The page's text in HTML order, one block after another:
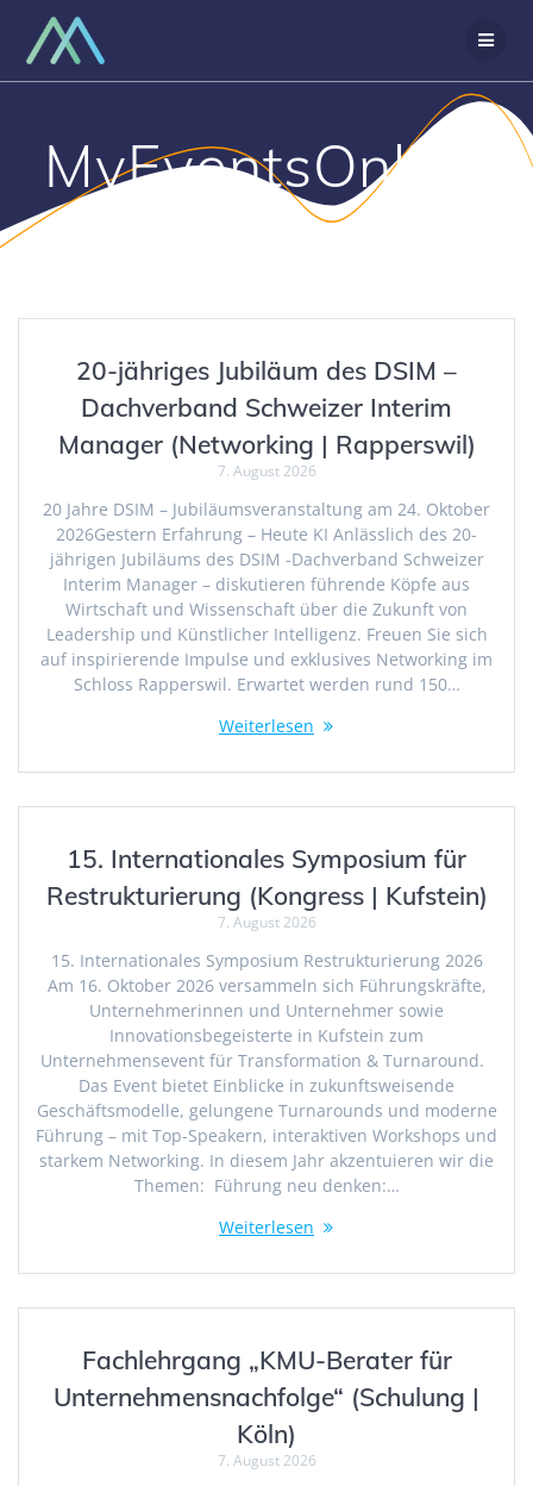
MyEventsOnline
20-jähriges Jubiläum des DSIM –
Dachverband Schweizer Interim
Manager (Networking | Rapperswil)
7. August 2026
20 Jahre DSIM – Jubiläumsveranstaltung am 24. Oktober
2026Gestern Erfahrung – Heute KI Anlässlich des 20-
jährigen Jubiläums des DSIM -Dachverband Schweizer
Interim Manager – diskutieren führende Köpfe aus
Wirtschaft und Wissenschaft über die Zukunft von
Leadership und Künstlicher Intelligenz. Freuen Sie sich
auf inspirierende Impulse und exklusives Networking im
Schloss Rapperswil. Erwartet werden rund 150…
Weiterlesen
15. Internationales Symposium für
Restrukturierung (Kongress | Kufstein)
7. August 2026
15. Internationales Symposium Restrukturierung 2026
Am 16. Oktober 2026 versammeln sich Führungskräfte,
Unternehmerinnen und Unternehmer sowie
Innovationsbegeisterte in Kufstein zum
Unternehmensevent für Transformation & Turnaround.
Das Event bietet Einblicke in zukunftsweisende
Geschäftsmodelle, gelungene Turnarounds und moderne
Führung – mit Top-Speakern, interaktiven Workshops und
starkem Networking. In diesem Jahr akzentuieren wir die
Themen: Führung neu denken:…
Weiterlesen
Fachlehrgang „KMU-Berater für
Unternehmensnachfolge“ (Schulung |
Köln)
7. August 2026